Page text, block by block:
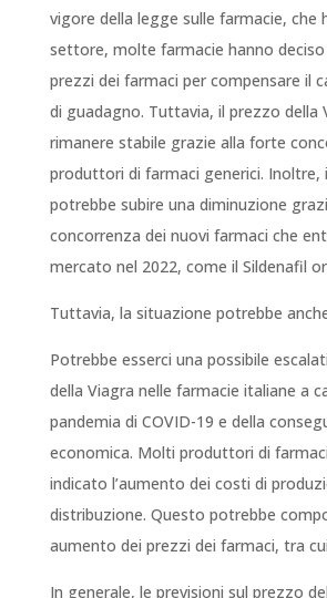
vigore della legge sulle farmacie, che
settore, molte farmacie hanno
prezzi dei farmaci per compensare il
di guadagno. Tuttavia, il prezzo della
rimanere stabile grazie alla forte
produttori di farmaci generici. Inoltre,
potrebbe subire una diminuzione
concorrenza dei nuovi farmaci che
mercato nel 2022, come il Sildenafil
Tuttavia, la situazione potrebbe
Potrebbe esserci una possibile
della Viagra nelle farmacie italiane a
pandemia di COVID-19 e della
economica. Molti produttori di
indicato l’aumento dei costi di
distribuzione. Questo potrebbe
aumento dei prezzi dei farmaci, tra
In generale, le previsioni sul prezzo